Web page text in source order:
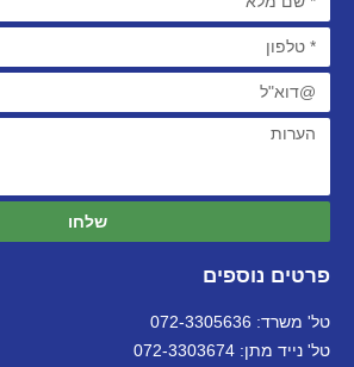
פרטים נוספים
טל' משרד: 072-3305636
טל' נייד מתן: 072-3303674
שלחו